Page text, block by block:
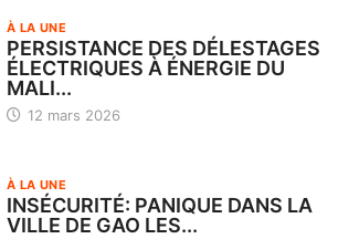
À LA UNE
PERSISTANCE DES DÉLESTAGES
ÉLECTRIQUES À ÉNERGIE DU
MALI...
12 mars 2026
À LA UNE
INSÉCURITÉ: PANIQUE DANS LA
VILLE DE GAO LES...